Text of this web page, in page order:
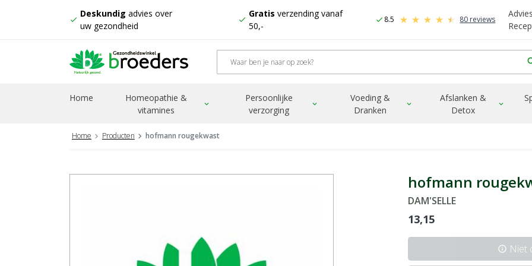
check
Deskundig advies over
uw gezondheid
check
Gratis verzending vanaf
50,-
check 8.5 80 reviews
Home
Homeopathie &
vitamines
expand_more
Persoonlijke
verzorging
expand_more
Voeding &
Dranken
expand_more
Afslanken &
Detox
expand_more
Home Producten hofmann rougekwast
hofmann
DAM'SELLE
13,15
info Niet